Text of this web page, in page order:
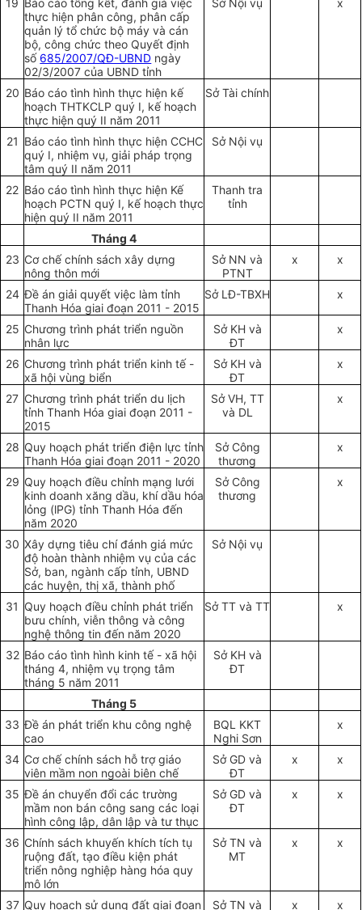
19 Báo cáo tổng kết, đánh giá việc
thực hiện phân công, phân cấp
quản lý tổ chức bộ máy và cán
bộ, công chức theo Quyết định
số 685/2007/QĐ-UBND ngày
02/3/2007 của UBND tỉnh
Sở Nội vụ x
20 Báo cáo tình hình thực hiện kế
hoạch THTKCLP quý I, kế hoạch
thực hiện quý II năm 2011
Sở Tài chính
21 Báo cáo tình hình thực hiện CCHC
quý I, nhiệm vụ, giải pháp trọng
tâm quý II năm 2011
Sở Nội vụ
22 Báo cáo tình hình thực hiện Kế
hoạch PCTN quý I, kế hoạch thực
hiện quý II năm 2011
Thanh tra
tỉnh
Tháng 4
23 Cơ chế chính sách xây dựng
nông thôn mới
Sở NN và
PTNT
x x
24 Đề án giải quyết việc làm tỉnh
Thanh Hóa giai đoạn 2011 - 2015
Sở LĐ-TBXH x
25 Chương trình phát triển nguồn
nhân lực
Sở KH và
ĐT
x
26 Chương trình phát triển kinh tế -
xã hội vùng biển
Sở KH và
ĐT
x
27 Chương trình phát triển du lịch
tỉnh Thanh Hóa giai đoạn 2011 -
2015
Sở VH, TT
và DL
x
28 Quy hoạch phát triển điện lực tỉnh
Thanh Hóa giai đoạn 2011 - 2020
Sở Công
thương
x
29 Quy hoạch điều chỉnh mạng lưới
kinh doanh xăng dầu, khí dầu hóa
lỏng (lPG) tỉnh Thanh Hóa đến
năm 2020
Sở Công
thương
x
30 Xây dựng tiêu chí đánh giá mức
độ hoàn thành nhiệm vụ của các
Sở, ban, ngành cấp tỉnh, UBND
các huyện, thị xã, thành phố
Sở Nội vụ
31 Quy hoạch điều chỉnh phát triển
bưu chính, viễn thông và công
nghệ thông tin đến năm 2020
SởTT vàTT x
32 Báo cáo tình hình kinh tế - xã hội
tháng 4, nhiệm vụ trọng tâm
tháng 5 năm 2011
Sở KH và
ĐT
Tháng 5
33 Đề án phát triển khu công nghệ
cao
BQL KKT
Nghi Sơn
x
34 Cơ chế chính sách hỗ trợ giáo
viên mầm non ngoài biên chế
Sở GD và
ĐT
x x
35 Đề án chuyển đổi các trường
mầm non bán công sang các loại
hình công lập, dân lập và tư thục
Sở GD và
ĐT
x x
36 Chính sách khuyến khích tích tụ
ruộng đất, tạo điều kiện phát
triển nông nghiệp hàng hóa quy
mô lớn
Sở TN và
MT
x x
37 Quy hoạch sử dụng đất giai đoạn
Sở TN và
x x